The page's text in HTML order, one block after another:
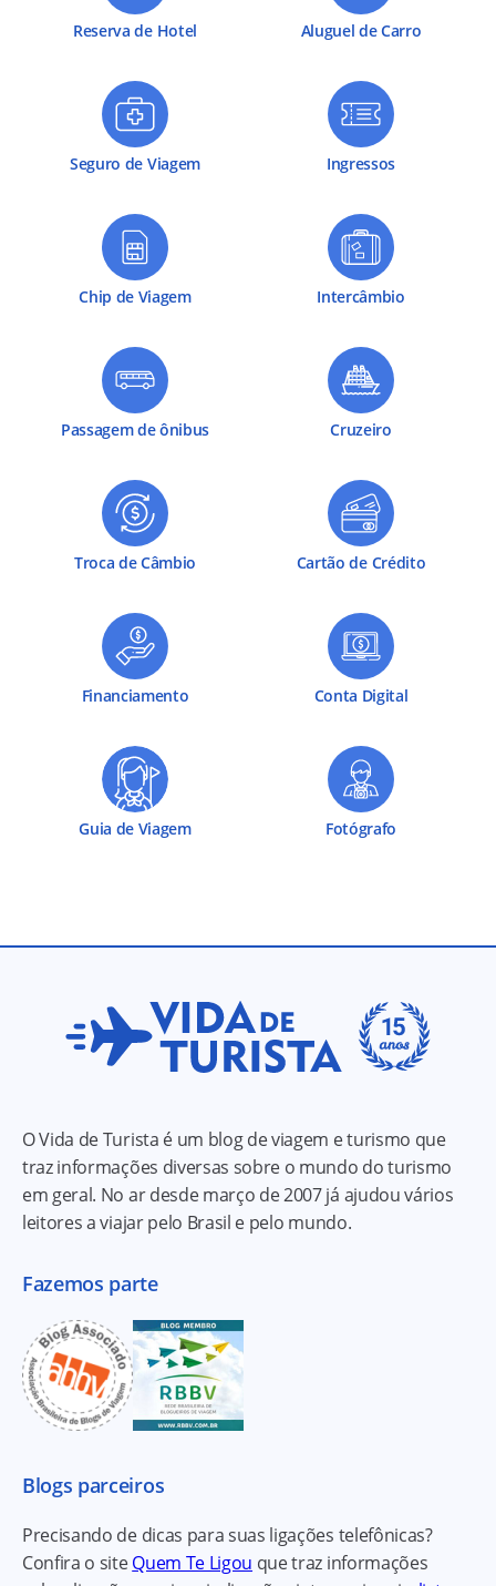
Reserva de Hotel Aluguel de Carro
Seguro de Viagem Ingressos
Chip de Viagem Intercâmbio
Passagem de ônibus Cruzeiro
Troca de Câmbio Cartão de Crédito
Financiamento Conta Digital
Guia de Viagem Fotógrafo
O Vida de Turista é um blog de viagem e turismo que
traz informações diversas sobre o mundo do turismo
em geral. No ar desde março de 2007 já ajudou vários
leitores a viajar pelo Brasil e pelo mundo.
Fazemos parte
Blogs parceiros
Precisando de dicas para suas ligações telefônicas?
Confira o siteQuem Te Ligou que traz informações